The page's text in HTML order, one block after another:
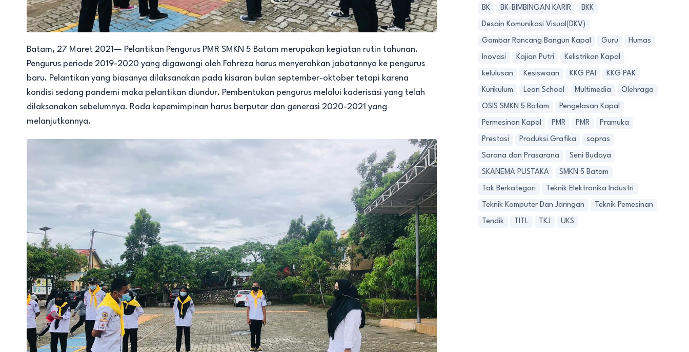
Batam, 27 Maret 2021— Pelantikan Pengurus PMR SMKN 5 Batam merupakan kegiatan rutin tahunan.
Pengurus periode 2019-2020 yang digawangi oleh Fahreza harus menyerahkan jabatannya ke pengurus
baru. Pelantikan yang biasanya dilaksanakan pada kisaran bulan september-oktober tetapi karena
kondisi sedang pandemi maka pelantikan diundur. Pembentukan pengurus melalui kaderisasi yang telah
dilaksanakan sebelumnya. Roda kepemimpinan harus berputar dan generasi 2020-2021 yang
melanjutkannya.
BK BK-BIMBINGAN KARIR BKK
Desain Komunikasi Visual(DKV)
Gambar Rancang Bangun Kapal Guru Humas
Inovasi Kajian Putri Kelistrikan Kapal
kelulusan Kesiswaan KKG PAI KKG PAK
Kurikulum Lean School Multimedia Olehraga
OSIS SMKN 5 Batam Pengelasan Kapal
Permesinan Kapal PMR PMR Pramuka
Prestasi Produksi Grafika sapras
Sarana dan Prasarana Seni Budaya
SKANEMA PUSTAKA SMKN 5 Batam
Tak Berkategori Teknik Elektronika Industri
Teknik Komputer Dan Jaringan Teknik Pemesinan
Tendik TITL TKJ UKS